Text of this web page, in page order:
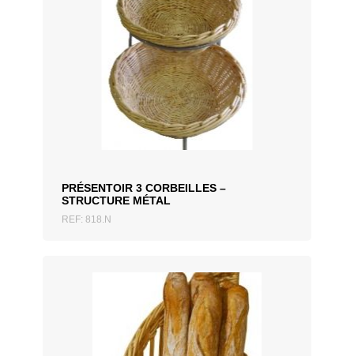
PRÉSENTOIR 3 CORBEILLES –
STRUCTURE MÉTAL
REF: 818.N
AJOUTER AU DEVIS